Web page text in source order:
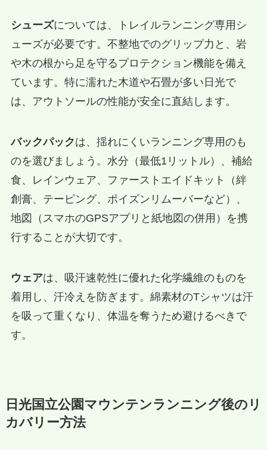
シューズについては、トレイルランニング専用シ
ューズが必要です。不整地でのグリップ力と、岩
や木の根から足を守るプロテクション機能を備え
ています。特に濡れた木道や石畳が多い日光で
は、アウトソールの性能が安全に直結します。
バックパックは、揺れにくいランニング専用のも
のを選びましょう。水分（最低1リットル）、補給
食、レインウェア、ファーストエイドキット（絆
創膏、テーピング、ポイズンリムーバーなど）、
地図（スマホのGPSアプリと紙地図の併用）を携
行することが大切です。
ウェアは、吸汗速乾性に優れた化学繊維のものを
着用し、汗冷えを防ぎます。綿素材のTシャツは汗
を吸って重くなり、体温を奪うため避けるべきで
す。
日光国立公園マウンテンランニング後のリ
カバリー方法